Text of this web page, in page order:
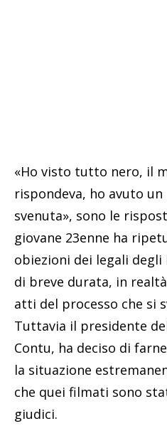
«Ho visto tutto nero, il
rispondeva, ho avuto
svenuta», sono le
giovane 23enne ha
obiezioni dei legali
di breve durata, in
atti del processo che si
Tuttavia il presidente
Contu, ha deciso di
la situazione
che quei filmati sono
giudici.